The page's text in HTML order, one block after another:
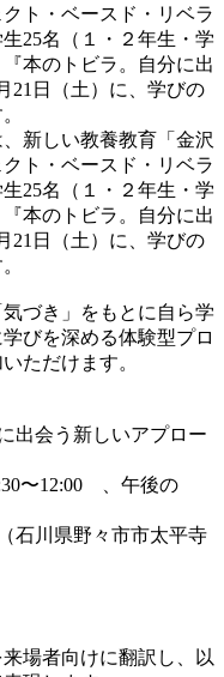
ト・ベースド・リベラ
25名（１・２年生・学
本のトビラ。自分に出
21日（土）に、学びの
新しい教養教育「金沢
ト・ベースド・リベラ
25名（１・２年生・学
本のトビラ。自分に出
21日（土）に、学びの
づき」をもとに自ら学
びを深める体験型プロ
ただけます。
出会う新しいアプロー
〜12:00 、午後の
石川県野々市市太平寺
場者向けに翻訳し、以